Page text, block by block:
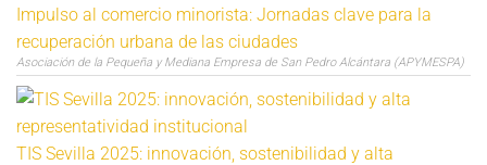
Impulso al comercio minorista: Jornadas clave para la
recuperación urbana de las ciudades
Asociación de la Pequeña y Mediana Empresa de San Pedro Alcántara (APYMESPA)
TIS Sevilla 2025: innovación, sostenibilidad y alta